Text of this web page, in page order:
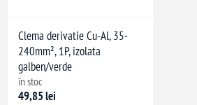
Clema derivatie Cu-Al, 35-
240mm², 1P, izolata
galben/verde
în stoc
49,85 lei